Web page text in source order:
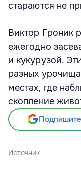
стараются не
Виктор Гроник
ежегодно
и кукурузой.
разных
местах, где
скопление
Источник